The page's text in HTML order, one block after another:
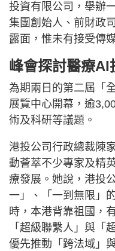
投資有限公司，舉辦
集團創始人、前財政
露面，惟未有接受傳
峰會探討醫療AI
為期兩日的第二屆「
展覽中心開幕，逾
術及科研等議題。
港投公司行政總裁陳
動薈萃不少專家及精
療發展。她說，港投
一」、「一到無限」
時，本港背靠祖國，
「超級聯繫人」與「
優先推動「跨法域」